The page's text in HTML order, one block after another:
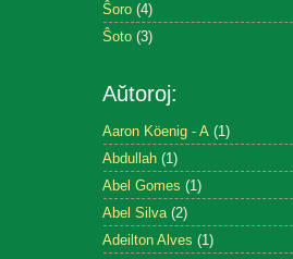
Ŝoro (4)
Ŝoto (3)
Aŭtoroj:
Aaron Köenig - A (1)
Abdullah (1)
Abel Gomes (1)
Abel Silva (2)
Adeilton Alves (1)